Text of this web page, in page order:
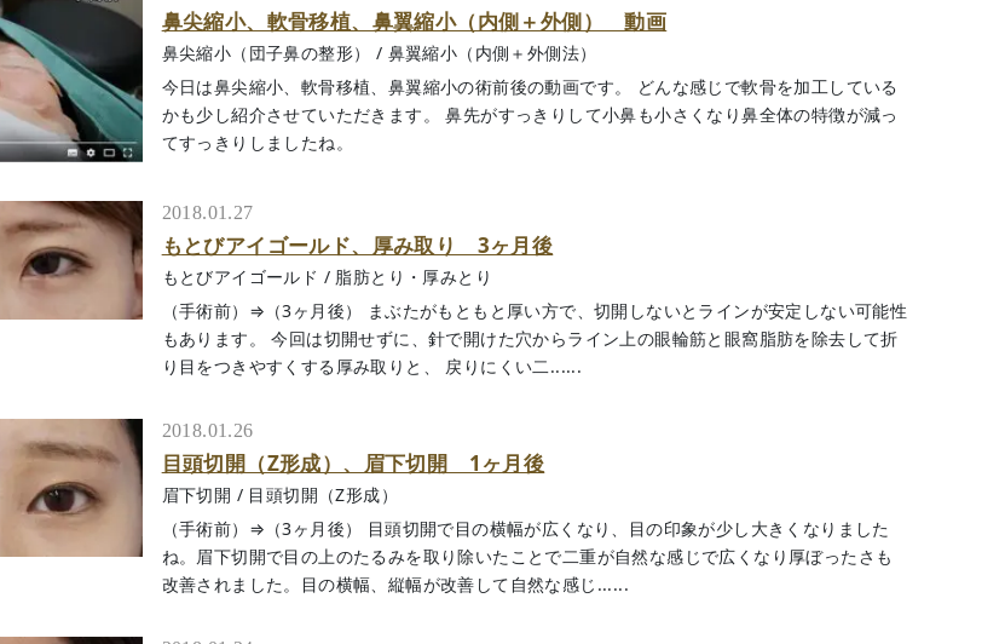
鼻尖縮小、軟骨移植、鼻翼縮小（内側＋外側） 動画
鼻尖縮小（団子鼻の整形） / 鼻翼縮小（内側＋外側法）
今日は鼻尖縮小、軟骨移植、鼻翼縮小の術前後の動画です。 どんな感じで軟骨を加工している
かも少し紹介させていただきます。 鼻先がすっきりして小鼻も小さくなり鼻全体の特徴が減っ
てすっきりしましたね。
2018.01.27
もとびアイゴールド、厚み取り 3ヶ月後
もとびアイゴールド / 脂肪とり・厚みとり
（手術前）⇒（3ヶ月後） まぶたがもともと厚い方で、切開しないとラインが安定しない可能性
もあります。 今回は切開せずに、針で開けた穴からライン上の眼輪筋と眼窩脂肪を除去して折
り目をつきやすくする厚み取りと、 戻りにくい二......
2018.01.26
目頭切開（Z形成）、眉下切開 1ヶ月後
眉下切開 / 目頭切開（Z形成）
（手術前）⇒（3ヶ月後） 目頭切開で目の横幅が広くなり、目の印象が少し大きくなりました
ね。眉下切開で目の上のたるみを取り除いたことで二重が自然な感じで広くなり厚ぼったさも
改善されました。目の横幅、縦幅が改善して自然な感じ......